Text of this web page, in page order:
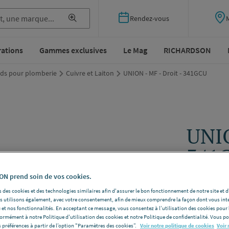
Rendez-vous
Gammes exclusives Le Mag RICHARDSON
pour plomberie Cuivre et Laiton UNION - MF - Droit - 341GCU
Dimensions
Voir la
prend soin de vos cookies.
des cookies et des technologies similaires afin d'assurer le bon fonctionnement de notre site et
utilisons également, avec votre consentement, afin de mieux comprendre la façon dont vous
nos fonctionnalités. En acceptant ce message, vous consentez à l’utilisation des cookies pour
à notre Politique d'utilisation des cookies et notre Politique de confidentialité. Vous
à partir de l’option "Paramètres des cookies”.
Voir notre politique de cookies Voir